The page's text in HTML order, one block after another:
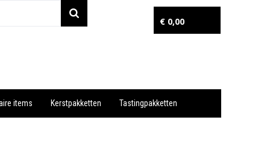
€ 0,00
items Kerstpakketten Tastingpakketten